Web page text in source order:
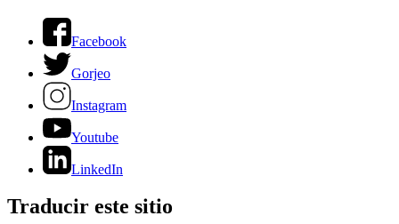
Facebook
Gorjeo
Instagram
Youtube
LinkedIn
Traducir este sitio